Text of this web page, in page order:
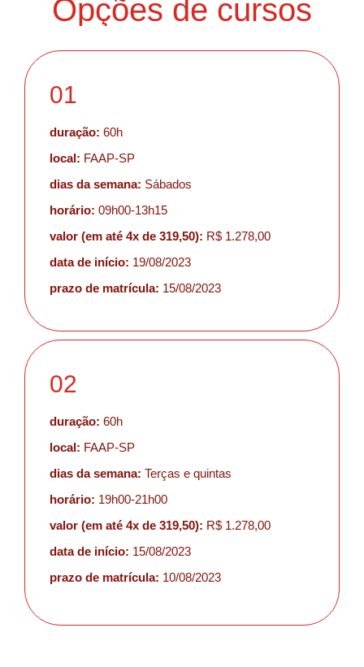
Opções de cursos
01
duração: 60h
local: FAAP-SP
dias da semana: Sábados
horário: 09h00-13h15
valor (em até 4x de 319,50): R$ 1.278,00
data de início: 19/08/2023
prazo de matrícula: 15/08/2023
02
duração: 60h
local: FAAP-SP
dias da semana: Terças e quintas
horário: 19h00-21h00
valor (em até 4x de 319,50): R$ 1.278,00
data de início: 15/08/2023
prazo de matrícula: 10/08/2023